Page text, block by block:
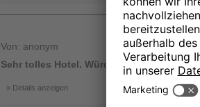
Von: anonym
Sehr tolles Hotel. Würde wiederkommen.
Details anzeigen